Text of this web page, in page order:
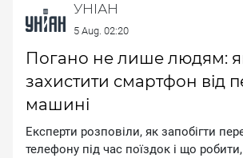
УНІАН
5 Aug. 02:20
Погано не лише людям:
захистити смартфон від
машині
Експерти розповіли, як запобігти
телефону під час поїздок і що